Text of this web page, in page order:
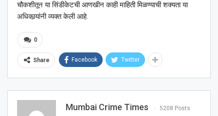
चौकशीतून या सिंडीकेटची आणखीन काही माहिती मिळण्याची शक्यता या
अधिकार्‍यांनी व्यक्त केली आहे.
0
Share Facebook Twitter
Mumbai Crime Times 5208 Posts